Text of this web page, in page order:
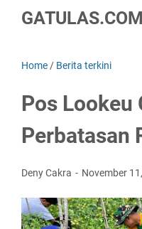
GATULAS.COM
Home / Berita terkini
Pos Lookeu
Perbatasan
Deny Cakra November